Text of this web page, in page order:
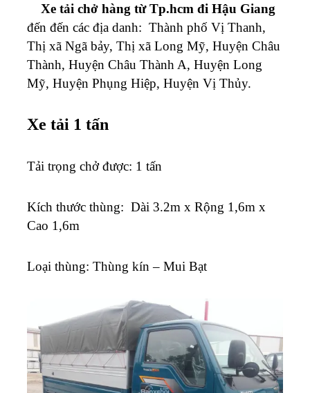
Xe tải chở hàng từ Tp.hcm đi Hậu Giang
đến đến các địa danh: Thành phố Vị Thanh,
Thị xã Ngã bảy, Thị xã Long Mỹ, Huyện Châu
Thành, Huyện Châu Thành A, Huyện Long
Mỹ, Huyện Phụng Hiệp, Huyện Vị Thủy.
Xe tải 1 tấn
Tải trọng chở được: 1 tấn
Kích thước thùng: Dài 3.2m x Rộng 1,6m x
Cao 1,6m
Loại thùng: Thùng kín – Mui Bạt